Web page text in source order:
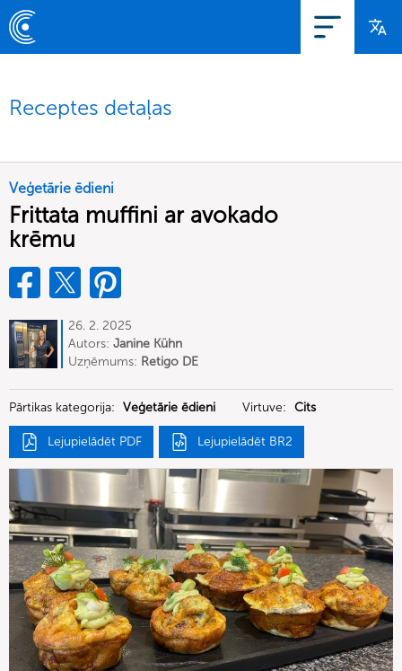
Receptes detaļas
Veģetārie ēdieni
Frittata muffini ar avokado
krēmu
26. 2. 2025
Autors: Janine Kühn
Uzņēmums: Retigo DE
Pārtikas kategorija: Veģetārie ēdieni Virtuve: Cits
Lejupielādēt PDF Lejupielādēt BR2